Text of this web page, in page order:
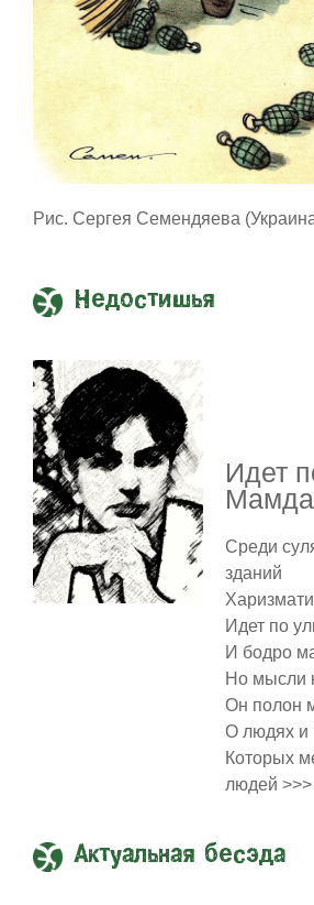
Рис. Сергея Семендяева
Недостишья
Идет
Среди
зданий
Идет по
И бодро
Но мысли
Он полон
О людях и
Которых
людей >>>
Актуальная бесэда